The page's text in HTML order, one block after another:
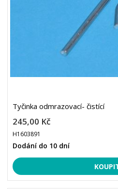
Tyčinka odmrazovací- čistící
245,00 Kč
H1603891
Dodání do 10 dní